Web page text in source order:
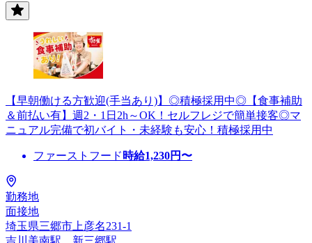
【早朝働ける方歓迎(手当あり)】◎積極採用中◎【食事補助
＆前払い有】週2・1日2h～OK！セルフレジで簡単接客◎マ
ニュアル完備で初バイト・未経験も安心！積極採用中
ファーストフード 時給1,230円〜
勤務地
面接地
埼玉県三郷市上彦名231-1
吉川美南駅、新三郷駅